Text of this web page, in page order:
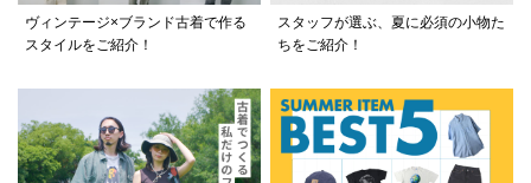
ヴィンテージ×ブランド古着で作る
スタイルをご紹介！
スタッフが選ぶ、夏に必須の小物た
ちをご紹介！